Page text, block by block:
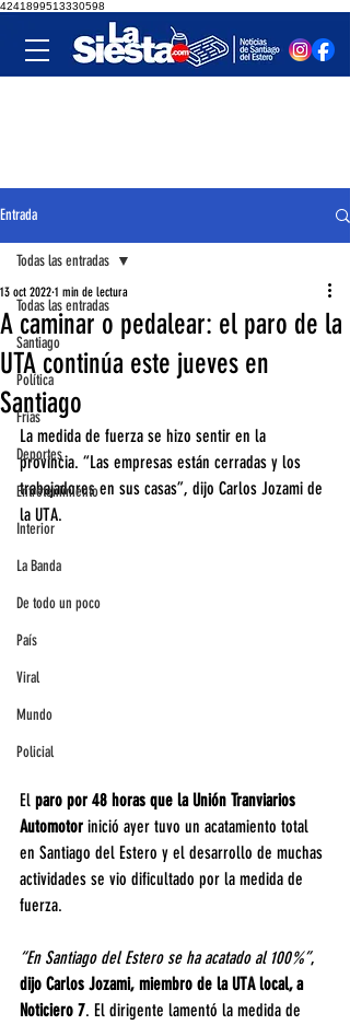
4241899513330598
Entrada
Todas las entradas
Santiago
Política
Frías
Deportes
Entretenimiento
Interior
La Banda
De todo un poco
País
Viral
Mundo
Policial
Todas las entradas
A caminar o pedalear: el paro de la
UTA continúa este jueves en
Santiago
13 oct 2022 1 min de lectura
La medida de fuerza se hizo sentir en la
provincia. “Las empresas están cerradas y los
trabajadores en sus casas”, dijo Carlos Jozami de
la UTA.
El paro por 48 horas que la Unión Tranviarios
Automotor inició ayer tuvo un acatamiento total
en Santiago del Estero y el desarrollo de muchas
actividades se vio dificultado por la medida de
fuerza.
“En Santiago del Estero se ha acatado al 100%”,
dijo Carlos Jozami, miembro de la UTA local, a
Noticiero 7. El dirigente lamentó la medida de